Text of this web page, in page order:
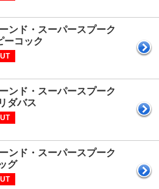
ンド・スーパースプーク
ーコック
ンド・スーパースプーク
ダバス
ンド・スーパースプーク
グ